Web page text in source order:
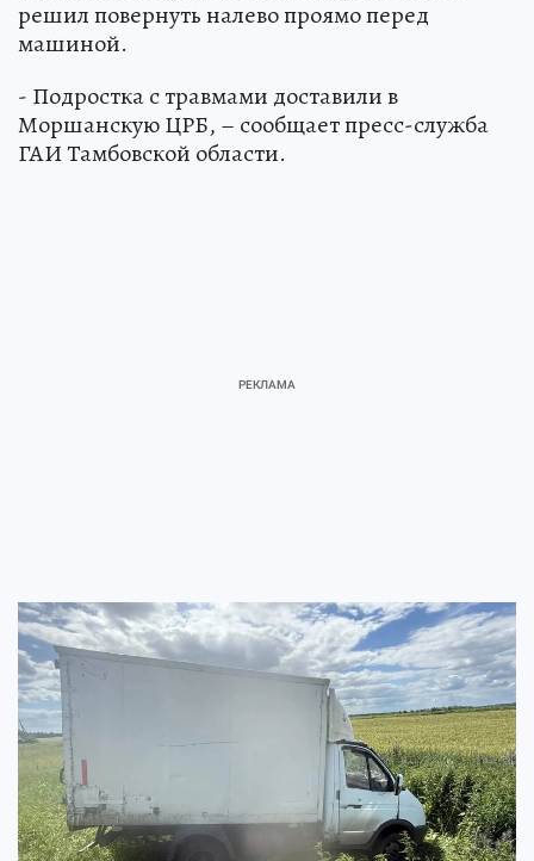
решил повернуть налево проямо перед
машиной.
- Подростка с травмами доставили в
Моршанскую ЦРБ, – сообщает пресс-служба
ГАИ Тамбовской области.